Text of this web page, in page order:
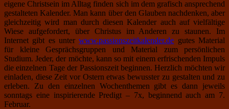
eigene Christsein im Alltag finden sich im dem grafisch ansprechend
gestalteten Kalender. Man kann über den Glauben nachdenken, aber
gleichzeitig wird man durch diesen Kalender auch auf vielfältige
Wiese aufgefordert, über Christus im Anderen zu staunen. Im
Internet gibt es unterwww.passionszeitkalender.de gutes Material
für kleine Gesprächsgruppen und Material zum persönlichen
Studium. Jeder, der möchte, kann so mit einem erfrischenden Impuls
die einzelnen Tage der Passionszeit beginnen. Herzlich möchten wir
einladen, diese Zeit vor Ostern etwas bewusster zu gestalten und zu
erleben. Zu den einzelnen Wochenthemen gibt es dann jeweils
sonntags eine inspirierende Predigt – 7x, beginnend auch am 7.
Februar.